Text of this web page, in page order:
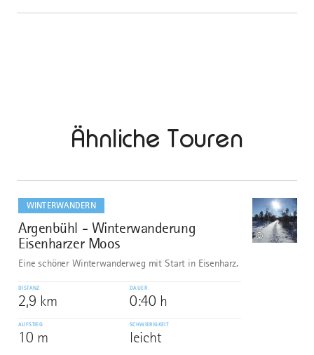
Ähnliche Touren
WINTERWANDERN
1
Argenbühl - Winterwanderung
Eisenharzer Moos
©
Eine schöner Winterwanderweg mit Start in Eisenharz.
DISTANZ
2,9 km
DAUER
0:40 h
AUFSTIEG
10 m
SCHWIERIGKEIT
leicht
dazu